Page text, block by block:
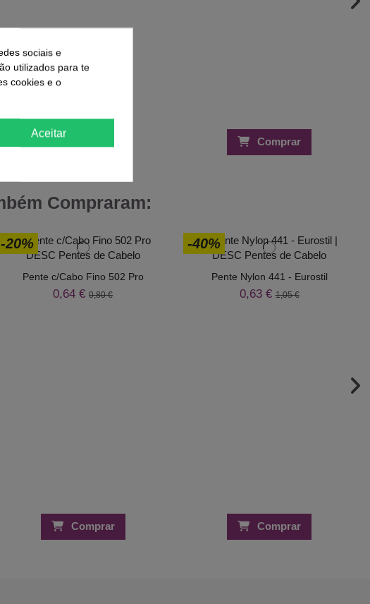
Comprar
Compraram:
-20%
Pente c/Cabo Fino 502 Pro
0,64 €0,80 €
Comprar
-40%
Pente Nylon 441 - Eurostil
0,63 €1,05 €
Comprar
sociais e
utilizados para te
cookies e o
Aceitar